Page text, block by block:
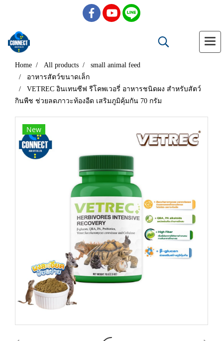
Home All products
small animal feed
อาหารสัตว์ขนาดเล็ก
VETREC อินเทนซีฟ รีโคพเวอรี่ อาหารชนิดผง สำหรับสัตว์
กินพืช ช่วยลดภาวะท้องอืด เสริมภูมิคุ้มกัน 70 กรัม
New